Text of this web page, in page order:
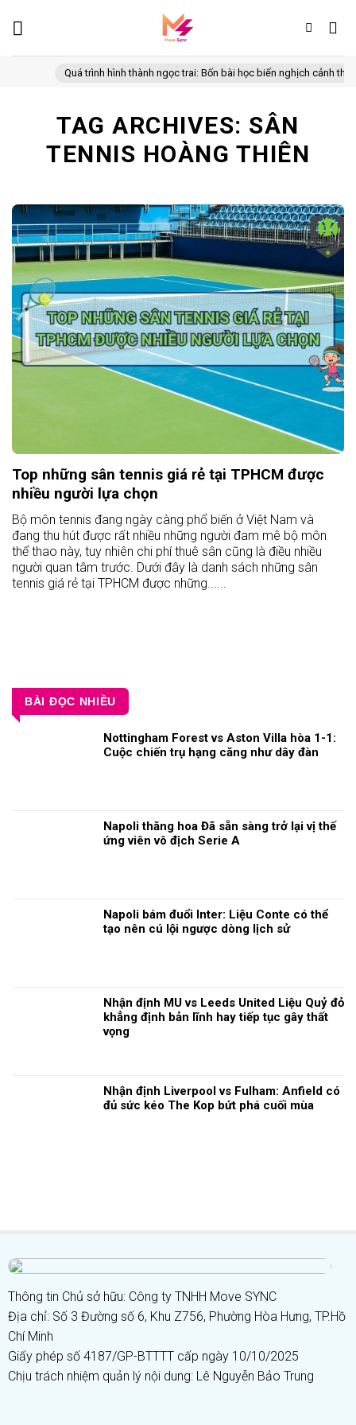
Quá trình hình thành ngọc trai: Bốn bài học biến nghịch cảnh thành
TAG ARCHIVES: SÂN
TENNIS HOÀNG THIÊN
Top những sân tennis giá rẻ tại TPHCM được
nhiều người lựa chọn
Bộ môn tennis đang ngày càng phổ biến ở Việt Nam và
đang thu hút được rất nhiều những người đam mê bộ môn
thể thao này, tuy nhiên chi phí thuê sân cũng là điều nhiều
người quan tâm trước. Dưới đây là danh sách những sân
tennis giá rẻ tại TPHCM được những......
BÀI ĐỌC NHIỀU
Nottingham Forest vs Aston Villa hòa 1-1:
Cuộc chiến trụ hạng căng như dây đàn
Napoli thăng hoa Đã sẵn sàng trở lại vị thế
ứng viên vô địch Serie A
Napoli bám đuổi Inter: Liệu Conte có thể
tạo nên cú lội ngược dòng lịch sử
Nhận định MU vs Leeds United Liệu Quỷ đỏ
khẳng định bản lĩnh hay tiếp tục gây thất
vọng
Nhận định Liverpool vs Fulham: Anfield có
đủ sức kéo The Kop bứt phá cuối mùa
Thông tin Chủ sở hữu: Công ty TNHH Move SYNC
Địa chỉ: Số 3 Đường số 6, Khu Z756, Phường Hòa Hưng, TP.Hồ
Chí Minh
Giấy phép số 4187/GP-BTTTT cấp ngày 10/10/2025
Chịu trách nhiệm quản lý nội dung: Lê Nguyễn Bảo Trung